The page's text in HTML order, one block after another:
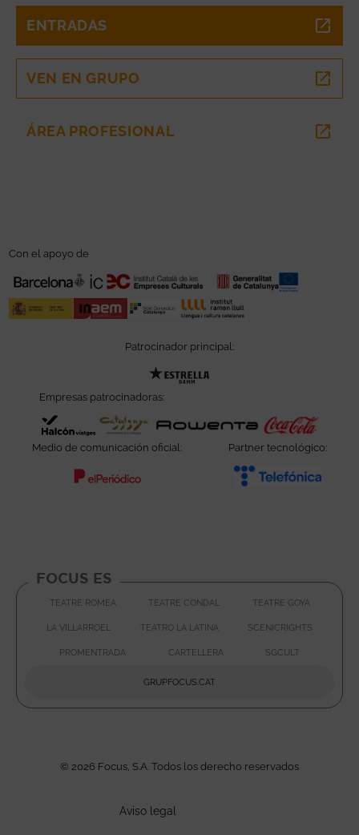
ENTRADAS
VEN EN GRUPO
ÁREA PROFESIONAL ABRE EN NUEVA VENTANA
Con el apoyo de
Patrocinador principal:
Empresas patrocinadoras:
Abre en nueva ventana
Abre en nueva ventanaAbre en nueva
Medio de comunicación oficial:
Abre en nueva ventana
Partner tecnológico:
Abre
FOCUS ES
TEATRE ROMEA
ABRE EN NUEVA VENTANA
TEATRE CONDAL
ABRE EN NUEVA
TEATRE GOYA
ABRE
LA VILLARROEL TEATRO LA LATINA
ABRE EN NUEVA
SCENICRIGHTS
PROMENTRADA
ABRE EN NUEVA VENTANA
CARTELLERA
ABRE EN NUEVA
SGCULT
GRUPFOCUS.CAT
© 2026 Focus, S.A. Todos los derecho reservados
Aviso legal